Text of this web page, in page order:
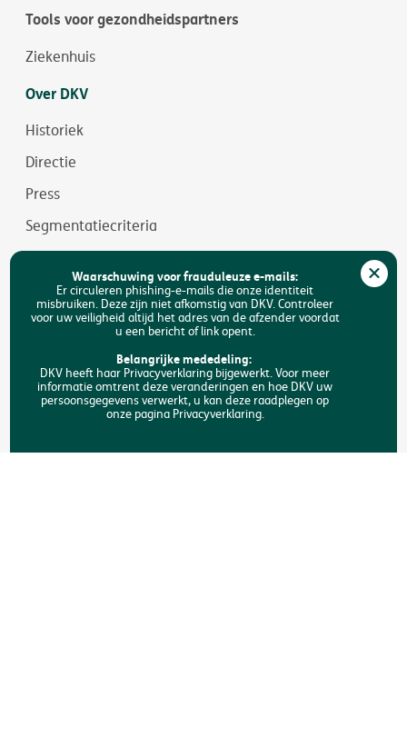
Tools voor gezondheidspartners
Ziekenhuis
Over DKV
Historiek
Directie
Press
Segmentatiecriteria
Jobs
Duurzaamheid
Toegankelijkheid
Zoeken
Waarschuwing voor frauduleuze e-mails:
Er circuleren phishing-e-mails die onze identiteit
misbruiken. Deze zijn niet afkomstig van DKV. Controleer
voor uw veiligheid altijd het adres van de afzender voordat
u een bericht of link opent.
Belangrijke mededeling:
DKV heeft haar Privacyverklaring bijgewerkt. Voor meer
informatie omtrent deze veranderingen en hoe DKV uw
persoonsgegevens verwerkt, u kan deze raadplegen op
onze pagina Privacyverklaring.